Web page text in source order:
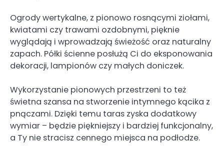
Ogrody wertykalne, z pionowo rosnącymi ziołami,
kwiatami czy trawami ozdobnymi, pięknie
wyglądają i wprowadzają świeżość oraz naturalny
zapach. Półki ścienne posłużą Ci do eksponowania
dekoracji, lampionów czy małych doniczek.
Wykorzystanie pionowych przestrzeni to też
świetna szansa na stworzenie intymnego kącika z
pnączami. Dzięki temu taras zyska dodatkowy
wymiar – będzie piękniejszy i bardziej funkcjonalny,
a Ty nie stracisz cennego miejsca na podłodze.